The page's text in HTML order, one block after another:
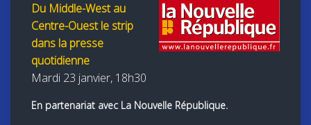
Du Middle-West au
Centre-Ouest le strip
dans la presse
quotidienne
Mardi 23 janvier, 18h30
En partenariat avec La Nouvelle République.